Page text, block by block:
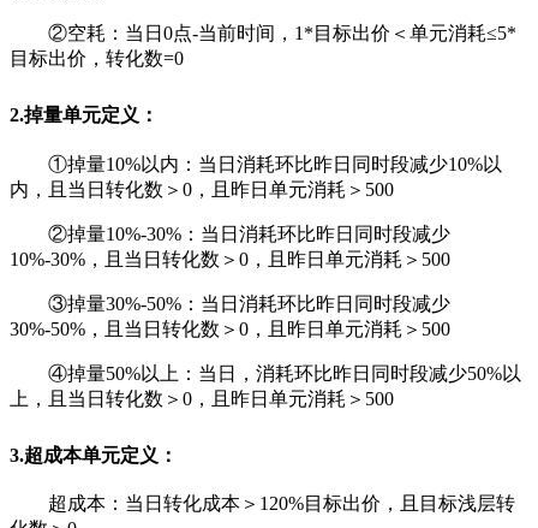
②空耗：当日0点-当前时间，1*目标出价＜单元消耗≤5*
目标出价，转化数=0
2.掉量单元定义：
①掉量10%以内：当日消耗环比昨日同时段减少10%以
内，且当日转化数＞0，且昨日单元消耗＞500
②掉量10%-30%：当日消耗环比昨日同时段减少
10%-30%，且当日转化数＞0，且昨日单元消耗＞500
③掉量30%-50%：当日消耗环比昨日同时段减少
30%-50%，且当日转化数＞0，且昨日单元消耗＞500
④掉量50%以上：当日，消耗环比昨日同时段减少50%以
上，且当日转化数＞0，且昨日单元消耗＞500
3.超成本单元定义：
超成本：当日转化成本＞120%目标出价，且目标浅层转